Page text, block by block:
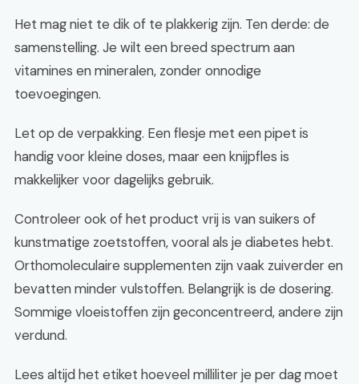
Het mag niet te dik of te plakkerig zijn. Ten derde: de
samenstelling. Je wilt een breed spectrum aan
vitamines en mineralen, zonder onnodige
toevoegingen.
Let op de verpakking. Een flesje met een pipet is
handig voor kleine doses, maar een knijpfles is
makkelijker voor dagelijks gebruik.
Controleer ook of het product vrij is van suikers of
kunstmatige zoetstoffen, vooral als je diabetes hebt.
Orthomoleculaire supplementen zijn vaak zuiverder en
bevatten minder vulstoffen. Belangrijk is de dosering.
Sommige vloeistoffen zijn geconcentreerd, andere zijn
verdund.
Lees altijd het etiket hoeveel milliliter je per dag moet